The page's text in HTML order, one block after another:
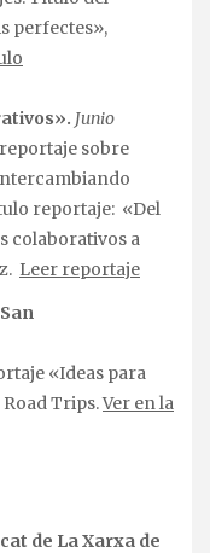
perfectes»,
Junio
sobre
reportaje: «Del
colaborativos a
Leer reportaje
«Ideas para
Trips.Ver en la
de La Xarxa de